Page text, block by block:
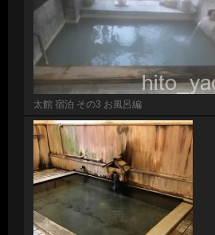
太館 宿泊 その3 お風呂編